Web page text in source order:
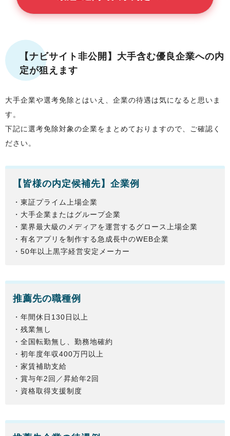
【ナビサイト非公開】大手含む優良企業への内
定が狙えます
大手企業や選考免除とはいえ、企業の待遇は気になると思いま
す。
下記に選考免除対象の企業をまとめておりますので、ご確認く
ださい。
【 皆様の内定候補先】企業例
・東証プライム上場企業
・大手企業またはグループ企業
・業界最大級のメディアを運営するグロース上場企業
・有名アプリを制作する急成長中のWEB企業
・50年以上黒字経営安定メーカー
推薦先の職種例
・年間休日130日以上
・残業無し
・全国転勤無し、勤務地確約
・初年度年収400万円以上
・家賃補助支給
・賞与年2回／昇給年2回
・資格取得支援制度